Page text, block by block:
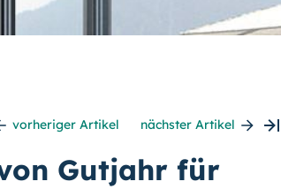
vorheriger Artikel nächster Artikel
Gutjahr für